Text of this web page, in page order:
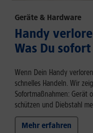
Geräte & Hardware
Handy
Was Du
Wenn Dein Handy
schnelles Handeln. Wir
Sofortmaßnahmen: Gerät
schützen und Diebstahl
Mehr erfahren